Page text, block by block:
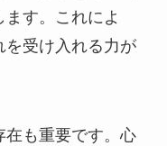
す。これによ
を受け入れる力が
在も重要です。心